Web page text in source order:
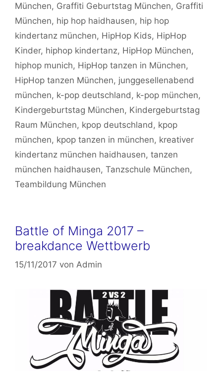
München, Graffiti Geburtstag München, Graffiti
München, hip hop haidhausen, hip hop
kindertanz münchen, HipHop Kids, HipHop
Kinder, hiphop kindertanz, HipHop München,
hiphop munich, HipHop tanzen in München,
HipHop tanzen München, junggesellenabend
münchen, k-pop deutschland , k-pop münchen,
Kindergeburtstag München, Kindergeburtstag
Raum München, kpop deutschland , kpop
münchen, kpop tanzen in münchen, kreativer
kindertanz münchen haidhausen, tanzen
münchen haidhausen, Tanzschule München,
Teambildung München
Battle of Minga 2017 –
breakdance Wettbwerb
15/11/2017 von Admin